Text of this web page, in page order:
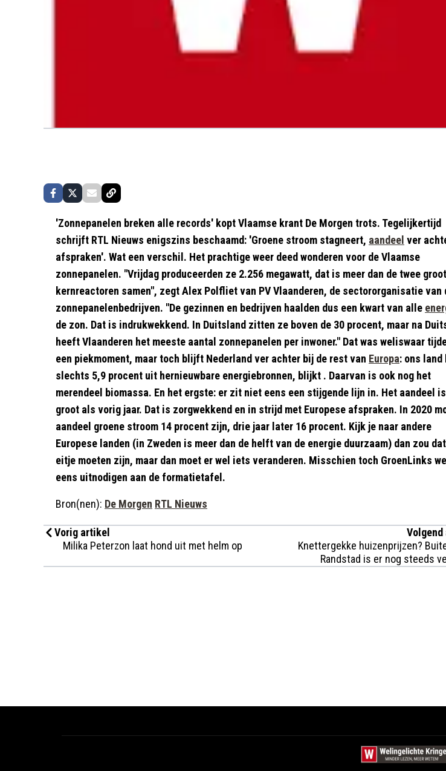
'Zonnepanelen breken alle records' kopt Vlaamse krant De Morgen trots. Tegelijkertijd
schrijft RTL Nieuws enigszins beschaamd: 'Groene stroom stagneert, aandeel ver
afspraken'. Wat een verschil. Het prachtige weer deed wonderen voor de Vlaamse
zonnepanelen. "Vrijdag produceerden ze 2.256 megawatt, dat is meer dan de twee
kernreactoren samen", zegt Alex Polfliet van PV Vlaanderen, de sectororganisatie van
zonnepanelenbedrijven. "De gezinnen en bedrijven haalden dus een kwart van alle
de zon. Dat is indrukwekkend. In Duitsland zitten ze boven de 30 procent, maar na
heeft Vlaanderen het meeste aantal zonnepanelen per inwoner." Dat was weliswaar
een piekmoment, maar toch blijft Nederland ver achter bij de rest van Europa: ons land
slechts 5,9 procent uit hernieuwbare energiebronnen, blijkt . Daarvan is ook nog het
merendeel biomassa. En het ergste: er zit niet eens een stijgende lijn in. Het aandeel
groot als vorig jaar. Dat is zorgwekkend en in strijd met Europese afspraken. In 2020
aandeel groene stroom 14 procent zijn, drie jaar later 16 procent. Kijk je naar andere
Europese landen (in Zweden is meer dan de helft van de energie duurzaam) dan zou
eitje moeten zijn, maar dan moet er wel iets veranderen. Misschien toch GroenLinks
eens uitnodigen aan de formatietafel.
Bron(nen): De Morgen RTL Nieuws
Vorig artikel
Milika Peterzon laat hond uit met helm op
Knettergekke huizenprijzen?
Randstad is er nog steeds